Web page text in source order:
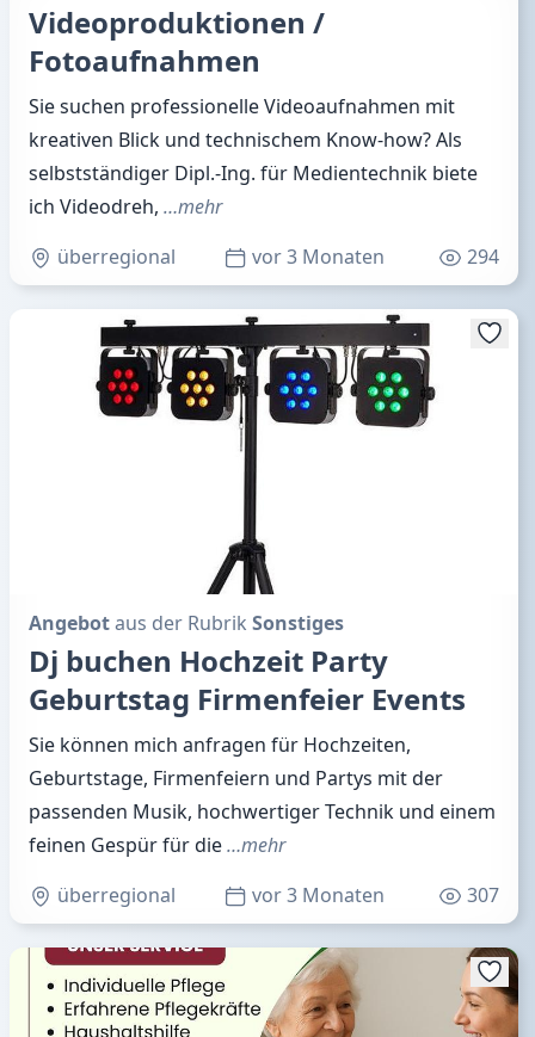
Videoproduktionen /
Fotoaufnahmen
Sie suchen professionelle Videoaufnahmen mit
kreativen Blick und technischem Know-how? Als
selbstständiger Dipl.-Ing. für Medientechnik biete
ich Videodreh, …mehr
überregional
vor 3 Monaten 294
Angebotaus der Rubrik Sonstiges
Dj buchen Hochzeit Party
Geburtstag Firmenfeier Events
Sie können mich anfragen für Hochzeiten,
Geburtstage, Firmenfeiern und Partys mit der
passenden Musik, hochwertiger Technik und einem
feinen Gespür für die…mehr
überregional
vor 3 Monaten 307